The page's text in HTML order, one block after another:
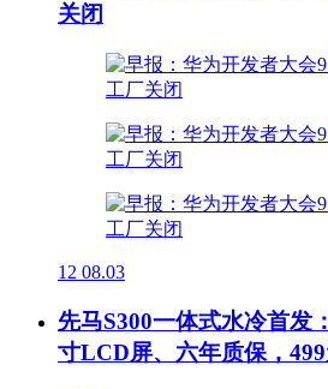
关闭
12 08.03
先马S300一体式水冷首发
寸LCD屏、六年质保，